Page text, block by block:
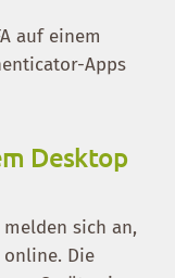
auf einem
Apps
Desktop
sich an,
online. Die